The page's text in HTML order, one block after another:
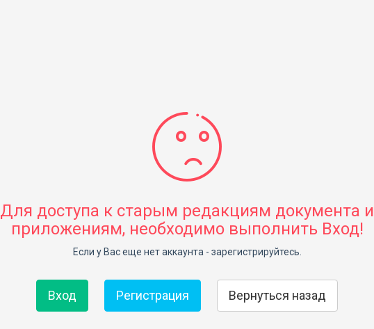
Для доступа к старым редакциям документа и
приложениям, необходимо выполнить Вход!
Если у Вас еще нет аккаунта - зарегистрируйтесь.
Вход Регистрация Вернуться назад